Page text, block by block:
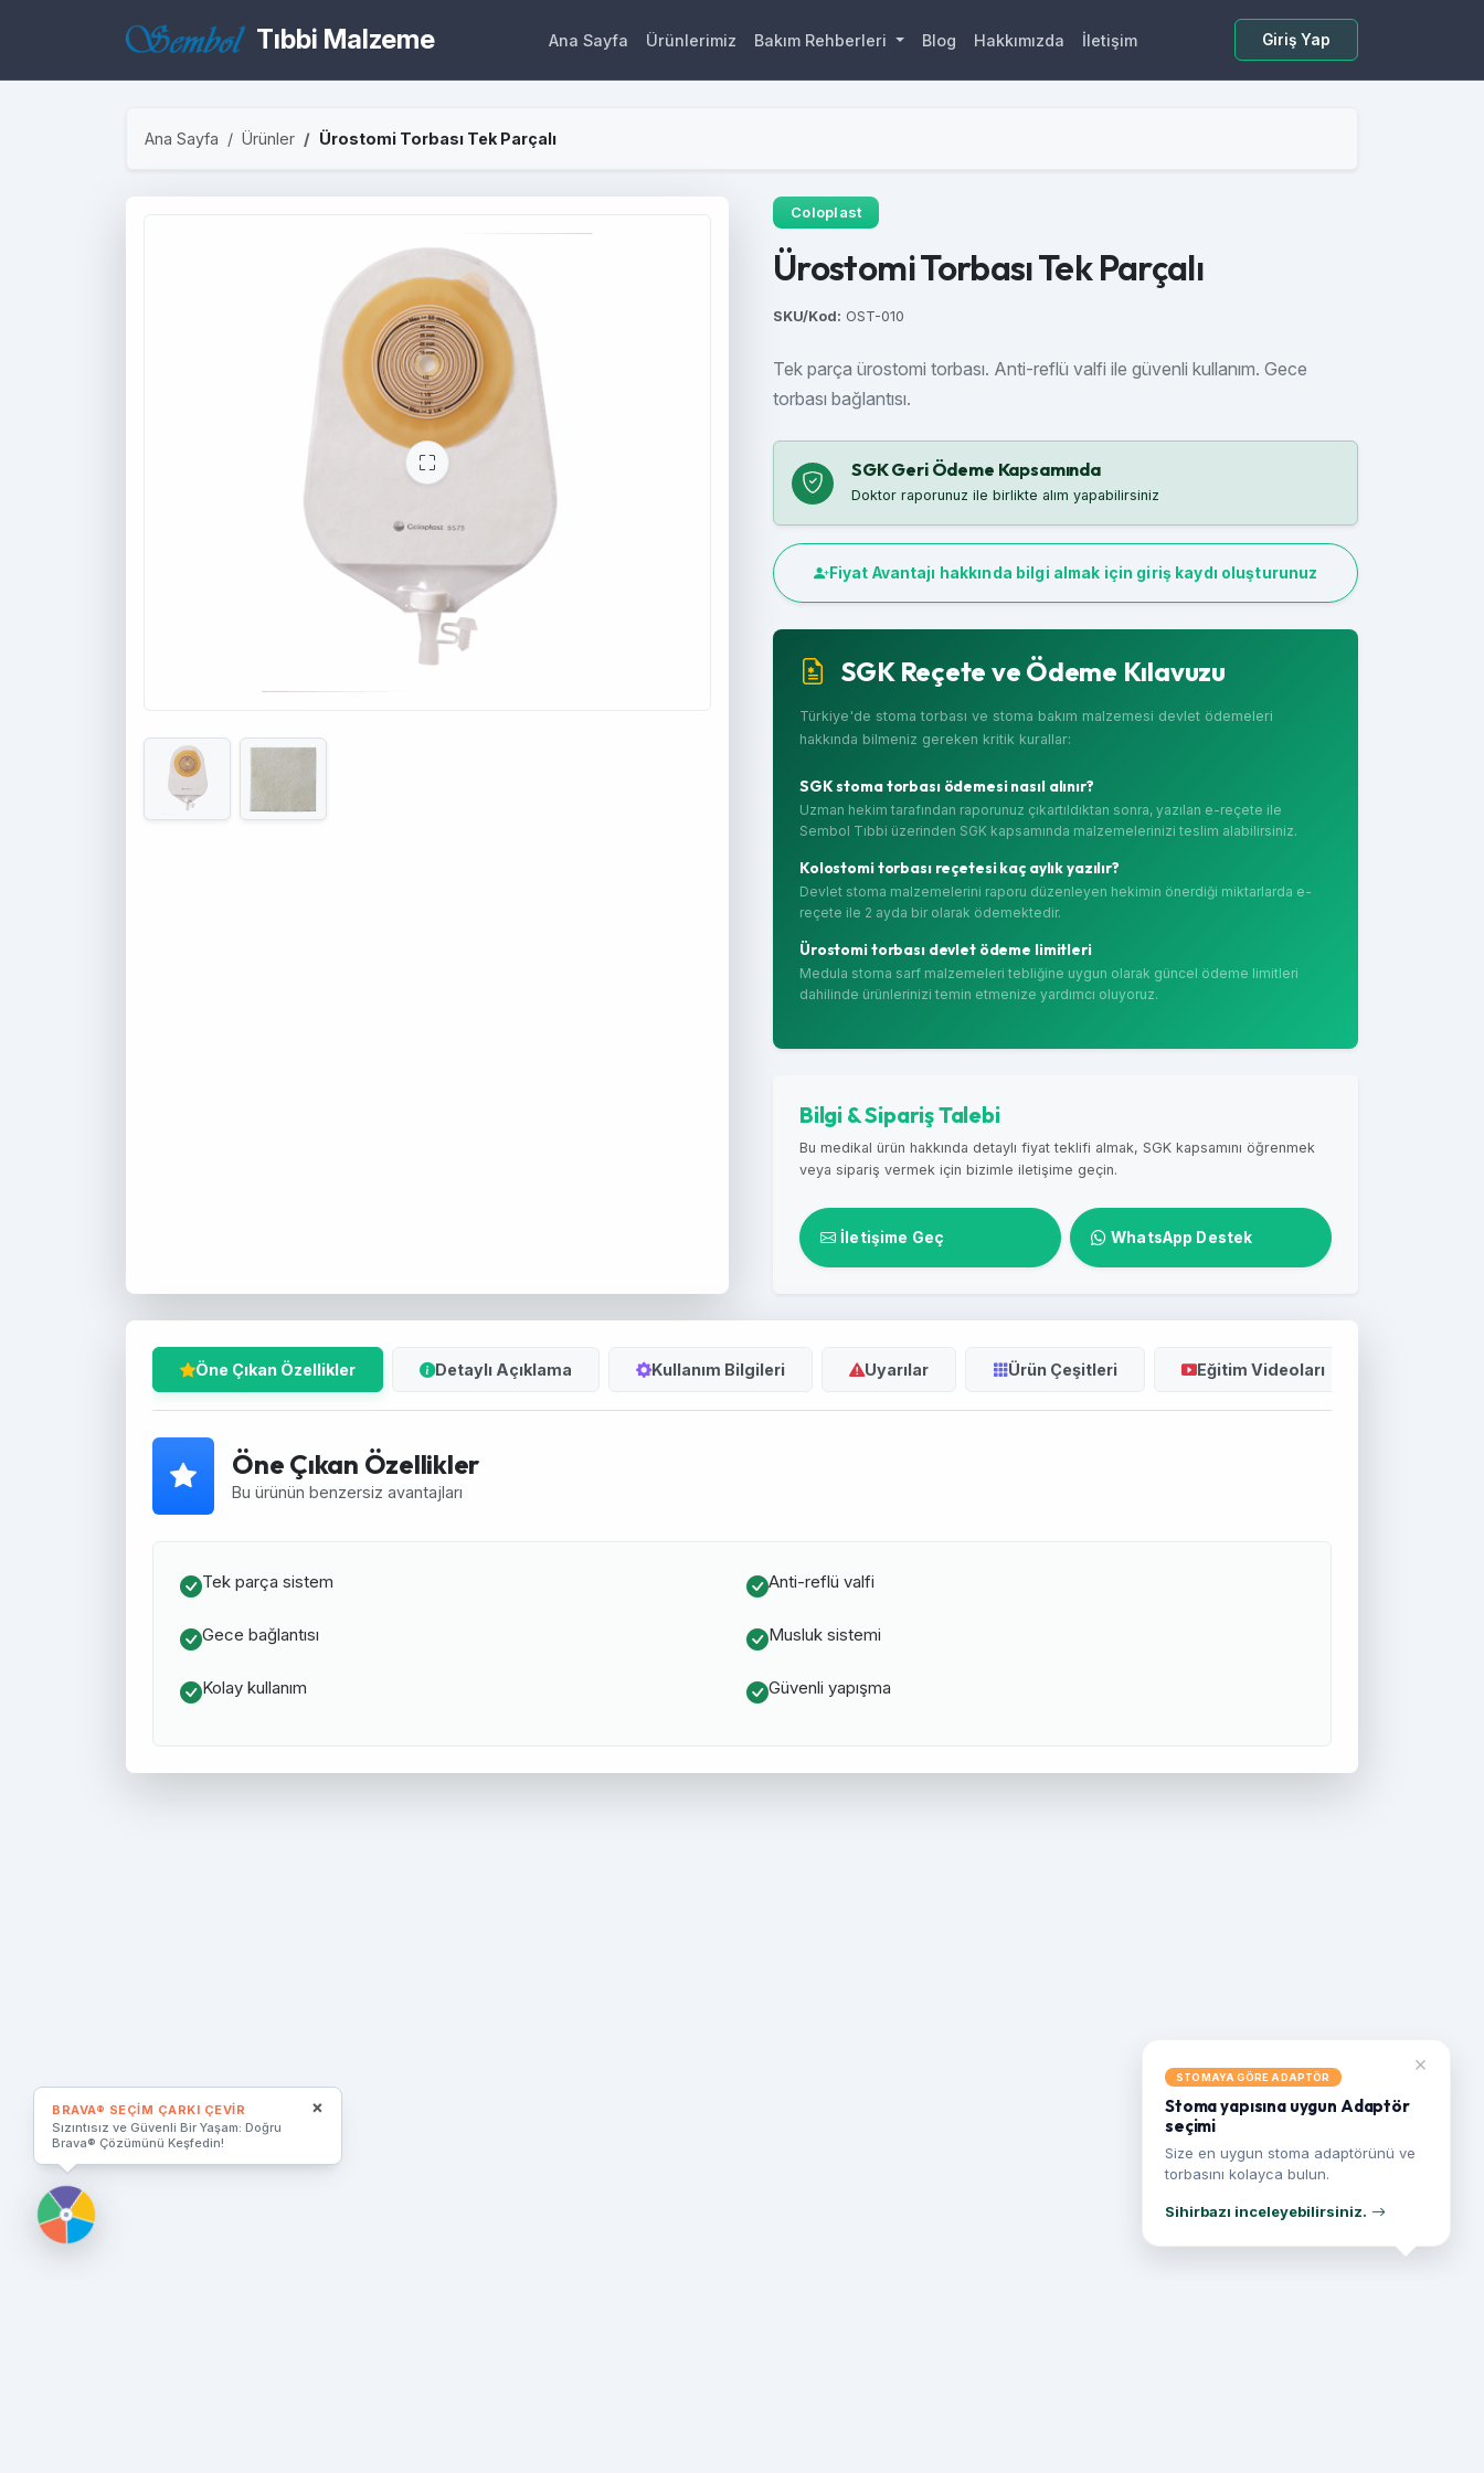
Tıbbi Malzeme Ana Sayfa Ürünlerimiz Bakım Rehberleri Blog Hakkımızda İletişim Giriş Yap
Ana Sayfa Ürünler Ürostomi Torbası Tek Parçalı
Coloplast
Ürostomi Torbası Tek Parçalı
SKU/Kod: OST-010
Tek parça ürostomi torbası. Anti-reflü valfi ile güvenli kullanım. Gece
torbası bağlantısı.
SGK Geri Ödeme Kapsamında
Doktor raporunuz ile birlikte alım yapabilirsiniz
Fiyat Avantajı hakkında bilgi almak için giriş kaydı oluşturunuz
SGK Reçete ve Ödeme Kılavuzu
Türkiye'de stoma torbası ve stoma bakım malzemesi devlet ödemeleri
hakkında bilmeniz gereken kritik kurallar:
SGK stoma torbası ödemesi nasıl alınır?
Uzman hekim tarafından raporunuz çıkartıldıktan sonra, yazılan e-reçete ile
Sembol Tıbbi üzerinden SGK kapsamında malzemelerinizi teslim alabilirsiniz.
Kolostomi torbası reçetesi kaç aylık yazılır?
Devlet stoma malzemelerini raporu düzenleyen hekimin önerdiği miktarlarda e-
reçete ile 2 ayda bir olarak ödemektedir.
Ürostomi torbası devlet ödeme limitleri
Medula stoma sarf malzemeleri tebliğine uygun olarak güncel ödeme limitleri
dahilinde ürünlerinizi temin etmenize yardımcı oluyoruz.
Bilgi & Sipariş Talebi
Bu medikal ürün hakkında detaylı fiyat teklifi almak, SGK kapsamını öğrenmek
veya sipariş vermek için bizimle iletişime geçin.
İletişime Geç WhatsApp Destek
Öne Çıkan Özellikler Detaylı Açıklama Kullanım Bilgileri Uyarılar Ürün Çeşitleri Eğitim Videoları
Öne Çıkan Özellikler
Bu ürünün benzersiz avantajları
Tek parça sistem Anti-reflü valfi
Gece bağlantısı Musluk sistemi
Kolay kullanım Güvenli yapışma
BRAVA® SEÇIM ÇARKI ÇEVIR
Sızıntısız ve Güvenli Bir Yaşam: Doğru
Brava® Çözümünü Keşfedin!
×
×
STOMAYA GÖRE ADAPTÖR
Stoma yapısına uygun Adaptör
seçimi
Size en uygun stoma adaptörünü ve
torbasını kolayca bulun.
Sihirbazı inceleyebilirsiniz.